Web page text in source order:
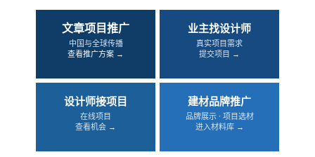
文章项目推广
中国与全球传播
查看推广方案 →
业主找设计师
真实项目需求
提交项目 →
设计师接项目
在线项目
查看机会 →
建材品牌推广
品牌展示 · 项目选材
进入材料库 →